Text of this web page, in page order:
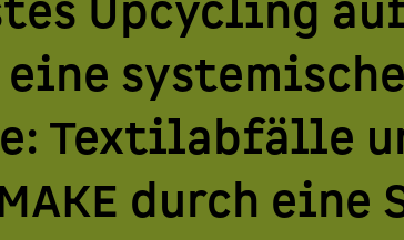
Upcycling
systemische
Textilabfälle
durch eine